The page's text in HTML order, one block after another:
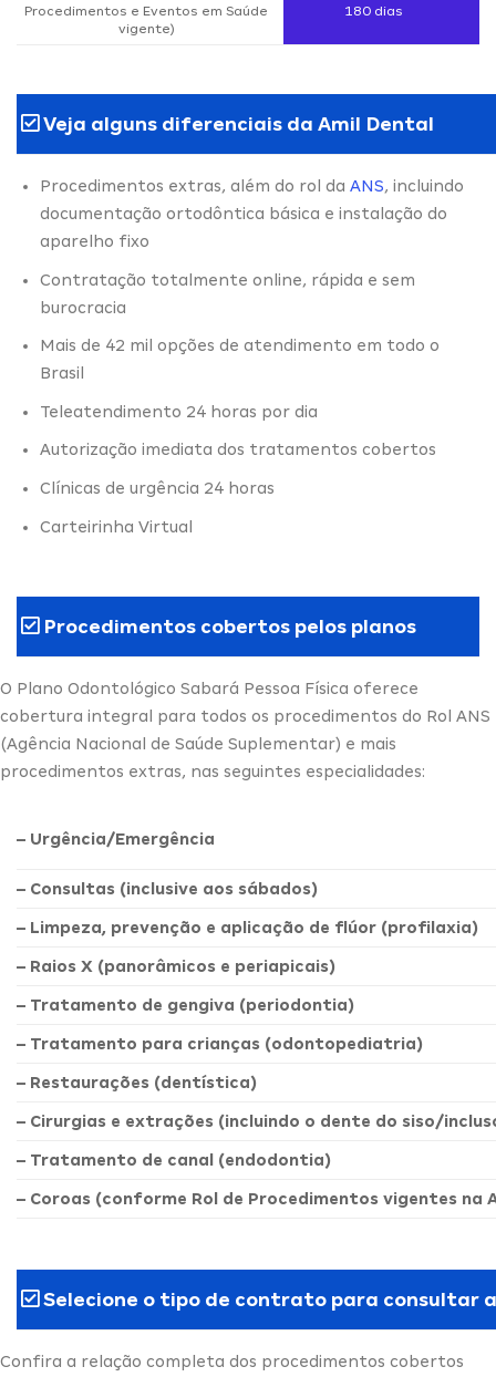
Procedimentos e Eventos em Saúde
vigente)
180 dias
Veja alguns diferenciais da Amil Dental
Procedimentos extras, além do rol da ANS, incluindo
documentação ortodôntica básica e instalação do
aparelho fixo
Contratação totalmente online, rápida e sem
burocracia
Mais de 42 mil opções de atendimento em todo o
Brasil
Teleatendimento 24 horas por dia
Autorização imediata dos tratamentos cobertos
Clínicas de urgência 24 horas
Carteirinha Virtual
Procedimentos cobertos pelos planos
O Plano Odontológico Sabará Pessoa Física oferece
cobertura integral para todos os procedimentos do Rol ANS
(Agência Nacional de Saúde Suplementar) e mais
procedimentos extras, nas seguintes especialidades:
– Urgência/Emergência
– Consultas (inclusive aos sábados)
– Limpeza, prevenção e aplicação de flúor (profilaxia)
– Raios X (panorâmicos e periapicais)
– Tratamento de gengiva (periodontia)
– Tratamento para crianças (odontopediatria)
– Restaurações (dentística)
– Cirurgias e extrações (incluindo o dente do siso/
– Tratamento de canal (endodontia)
– Coroas (conforme Rol de Procedimentos vigentes na
Selecione o tipo de contrato para consultar
Confira a relação completa dos procedimentos cobertos